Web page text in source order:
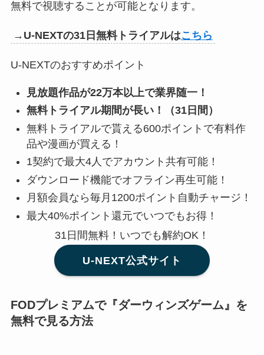
無料で視聴することが可能となります。
→U-NEXTの31日無料トライアルはこちら
U-NEXTのおすすめポイント
見放題作品が22万本以上で業界随一！
無料トライアル期間が長い！（31日間）
無料トライアルで貰える600ポイントで有料作
品や漫画が買える！
1契約で最大4人でアカウント共有可能！
ダウンロード機能でオフライン再生可能！
月額会員なら毎月1200ポイント自動チャージ！
最大40%ポイント還元でいつでもお得！
31日間無料！いつでも解約OK！
U-NEXT公式サイト
FODプレミアムで『ダーウィンズゲーム』を
無料で見る方法